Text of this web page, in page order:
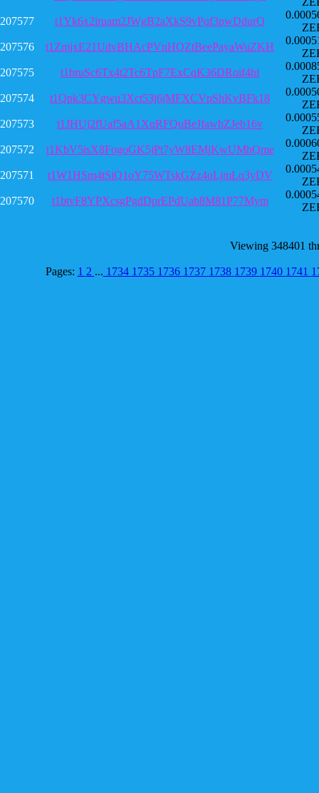
207577
t1Yk6x2iruam2JWgB2aXkS9vPqf3pwDdurQ
207576
t1ZmjxE21UdvBHAcPVnHQZtBeePayaWuZKH
207575
t1bruSc6Tx4t2Tc6TpF7ExCqK36DRoif4hi
207574
t1Qpk3CYgwu3Xct53j6jMFXCVpShKvBFk18
207573
t1JHUj2fUaf5aA1XqRFQuBeJfawhZJeb16v
207572
t1KbV5isX8FogoGK5jPt7yW8EMjKwUMhQme
207571
t1W1HSm4tSiQ1oY75WTskGZz4oLjmLq3yDV
207570
t1btvF8YPXcsgPgdDprEPdUab8M81P77Mym
Viewing 348401
Pages: 1 2 ... 1734 1735 1736 1737 1738 1739 1740 1741